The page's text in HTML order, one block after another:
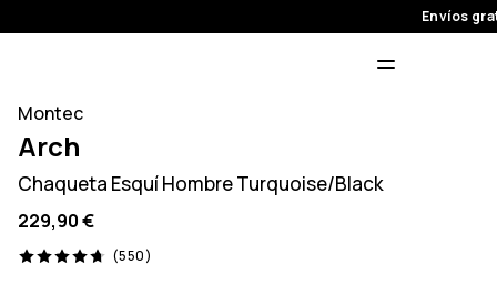
Envíos
Montec
Arch
Chaqueta Esquí Hombre Turquoise/Black
229,90 €
(550)
550 opiniones, 4.7/5